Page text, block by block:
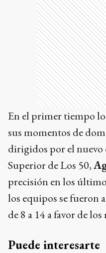
En el primer tiempo
sus momentos de
dirigidos por el
Superior de Los 50,
precisión en los
los equipos se fueron
de 8 a 14 a favor de
Puede interesarte